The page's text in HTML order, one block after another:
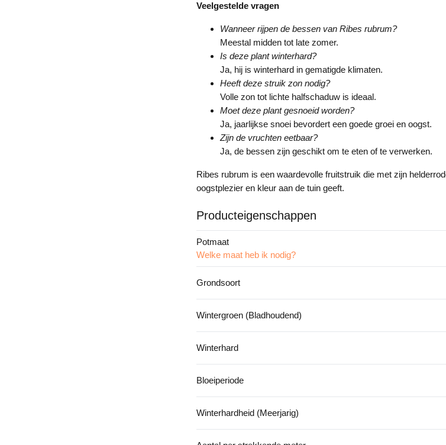
Veelgestelde vragen
Wanneer rijpen de bessen van Ribes rubrum?
Meestal midden tot late zomer.
Is deze plant winterhard?
Ja, hij is winterhard in gematigde klimaten.
Heeft deze struik zon nodig?
Volle zon tot lichte halfschaduw is ideaal.
Moet deze plant gesnoeid worden?
Ja, jaarlijkse snoei bevordert een goede groei en oogst.
Zijn de vruchten eetbaar?
Ja, de bessen zijn geschikt om te eten of te verwerken.
Ribes rubrum is een waardevolle fruitstruik die met zijn
oogstplezier en kleur aan de tuin geeft.
Producteigenschappen
Potmaat
Welke maat heb ik nodig?
Grondsoort
Wintergroen (Bladhoudend)
Winterhard
Bloeiperiode
Winterhardheid (Meerjarig)